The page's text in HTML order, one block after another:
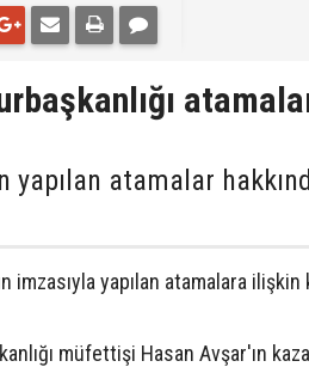
yapılan atamalar
imzasıyla yapılan atamalara ilişkin
müfettişi Hasan Avşar'ın